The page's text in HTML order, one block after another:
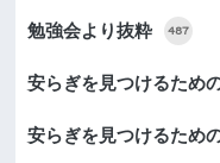
勉強会より抜粋 487
安らぎを見つけるため
安らぎを見つけるため